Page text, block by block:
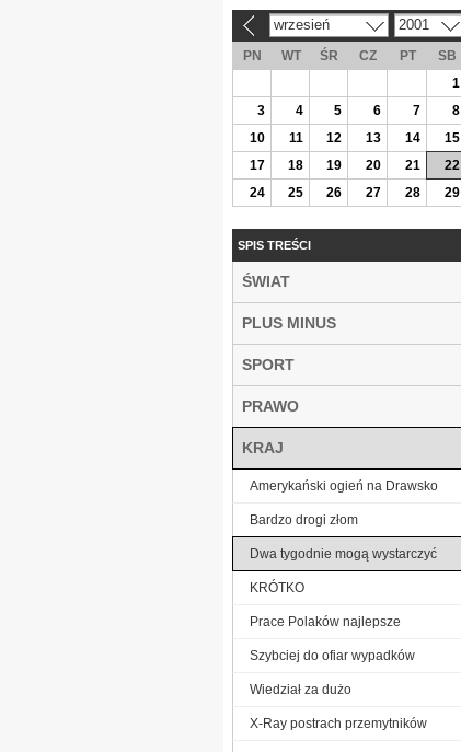
wrzesień 2001
PN WT ŚR CZ PT SB
1
3
4 5 6 7 8
10
11 12 13 14 15
17
18 19 20 21 22
24
25 26 27 28 29
SPIS TREŚCI
ŚWIAT
PLUS MINUS
SPORT
PRAWO
KRAJ
Amerykański ogień na Drawsko
Bardzo drogi złom
Dwa tygodnie mogą wystarczyć
KRÓTKO
Prace Polaków najlepsze
Szybciej do ofiar wypadków
Wiedział za dużo
X-Ray postrach przemytników